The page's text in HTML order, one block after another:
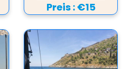
Preis :€15